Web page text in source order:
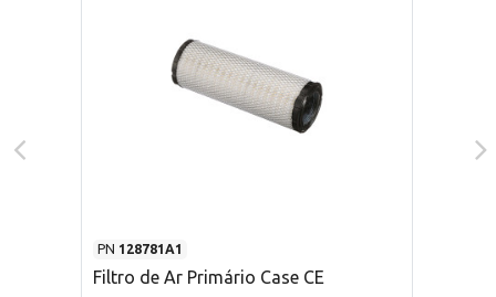
PN 128781A1
Filtro de Ar Primário Case CE